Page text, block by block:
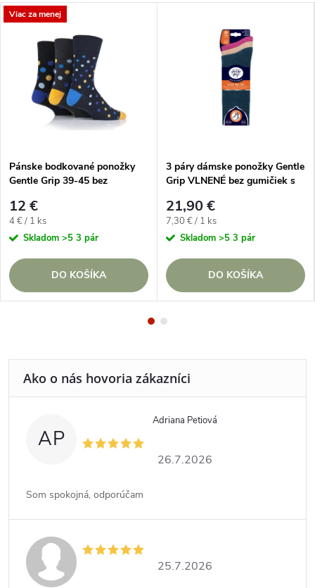
Viac za menej
Pánske bodkované ponožky
Gentle Grip 39-45 bez
tmavosivá, tmavomodrá
12 €
Jednotková
cena:
4 € / 1 ks
Skladom >5 3 pár
DO KOŠÍKA
3 páry dámske ponožky Gentle
Grip VLNENÉ bez gumičiek s
21,90 €
Jednotková
cena:
7,30 € / 1 ks
Skladom >5 3 pár
DO KOŠÍKA
AP
Adriana Petiová
26.7.2026
Som spokojná, odporúčam
25.7.2026